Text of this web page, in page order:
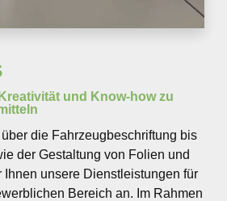
und Know-how zu
die Fahrzeugbeschriftung bis
der Gestaltung von Folien und
unsere Dienstleistungen für
Bereich an. Im Rahmen